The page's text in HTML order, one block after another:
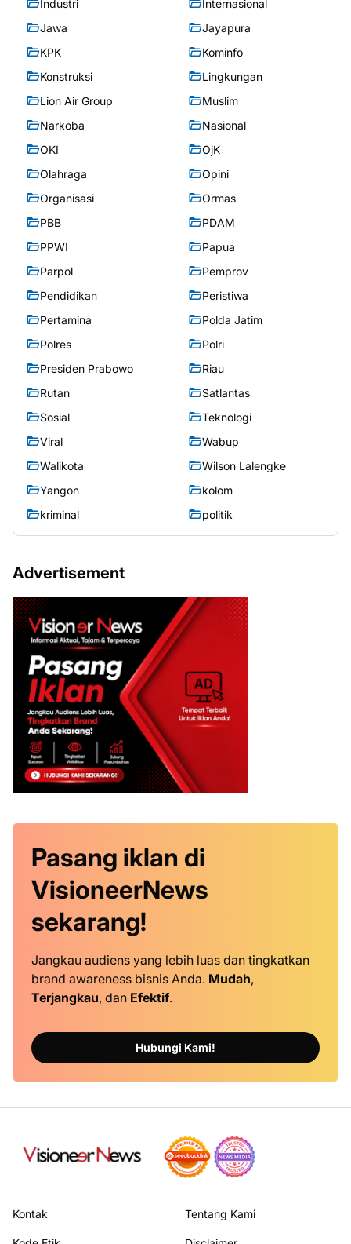
Industri
Internasional
Jawa
Jayapura
KPK
Kominfo
Konstruksi
Lingkungan
Lion Air Group
Muslim
Narkoba
Nasional
OKI
OjK
Olahraga
Opini
Organisasi
Ormas
PBB
PDAM
PPWI
Papua
Parpol
Pemprov
Pendidikan
Peristiwa
Pertamina
Polda Jatim
Polres
Polri
Presiden Prabowo
Riau
Rutan
Satlantas
Sosial
Teknologi
Viral
Wabup
Walikota
Wilson Lalengke
Yangon
kolom
kriminal
politik
Advertisement
Pasang iklan di
VisioneerNews
sekarang!
Jangkau audiens yang lebih luas dan tingkatkan
brand awareness bisnis Anda. Mudah,
Terjangkau, dan Efektif.
Hubungi Kami!
Kontak Tentang Kami